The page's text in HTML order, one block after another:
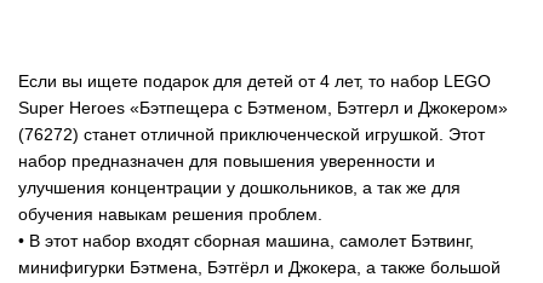
Если вы ищете подарок для детей от 4 лет, то набор LEGO
Super Heroes «Бэтпещера с Бэтменом, Бэтгерл и Джокером»
(76272) станет отличной приключенческой игрушкой. Этот
набор предназначен для повышения уверенности и
улучшения концентрации у дошкольников, а так же для
обучения навыкам решения проблем.
• В этот набор входят сборная машина, самолет Бэтвинг,
минифигурки Бэтмена, Бэтгёрл и Джокера, а также большой